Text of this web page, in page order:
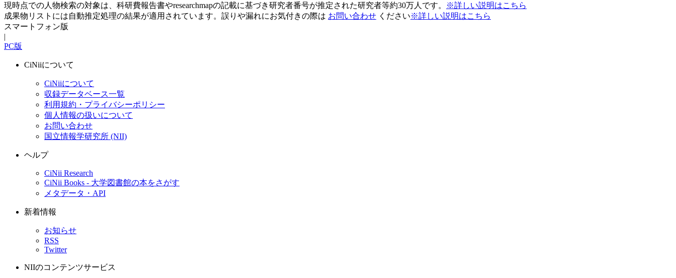
現時点での人物検索の対象は、科研費報告書やresearchmapの記載に基づき研究者番号が推定された研究者等約30万人です。
※詳しい説明はこちら
成果物リストには自動推定処理の結果が適用されています。誤りや漏れにお気付きの際は お問い合わせ ください※詳しい説明はこちら
スマートフォン版
|
PC版
CiNiiについて
CiNiiについて
収録データベース一覧
利用規約・プライバシーポリシー
個人情報の扱いについて
お問い合わせ
国立情報学研究所 (NII)
ヘルプ
CiNii Research
CiNii Books - 大学図書館の本をさがす
メタデータ・API
新着情報
お知らせ
RSS
Twitter
NIIのコンテンツサービス